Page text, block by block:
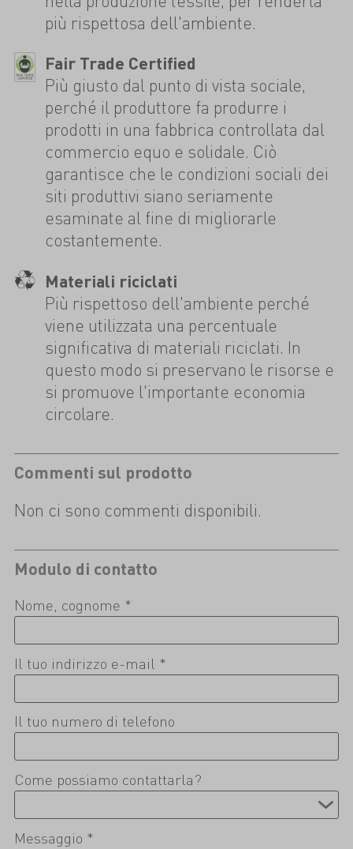
più rispettosa dell'ambiente.
Fair Trade Certified
Più giusto dal punto di vista sociale,
perché il produttore fa produrre i
prodotti in una fabbrica controllata dal
commercio equo e solidale. Ciò
garantisce che le condizioni sociali dei
siti produttivi siano seriamente
esaminate al fine di migliorarle
costantemente.
Materiali riciclati
Più rispettoso dell'ambiente perché
viene utilizzata una percentuale
significativa di materiali riciclati. In
questo modo si preservano le risorse e
si promuove l'importante economia
circolare.
Commenti sul prodotto
Non ci sono commenti disponibili.
Modulo di contatto
Nome, cognome *
Il tuo indirizzo e-mail *
Il tuo numero di telefono
Come possiamo contattarla?
Messaggio *